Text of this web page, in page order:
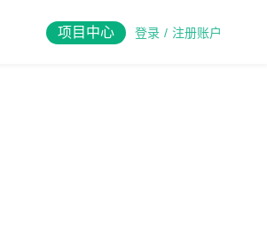
项目中心 登录 / 注册账户